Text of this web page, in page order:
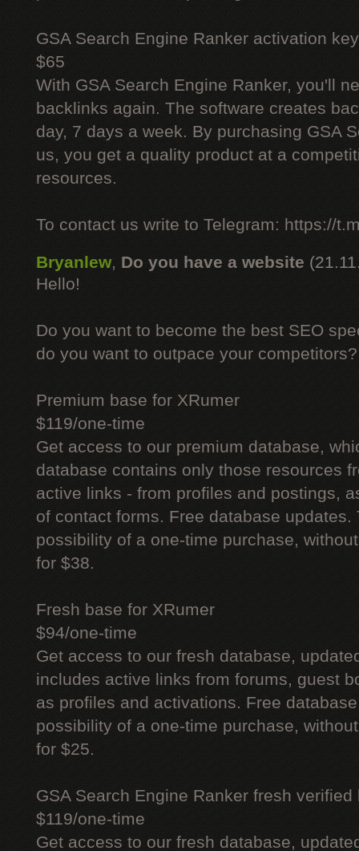
GSA Search Engine Ranker activation key
$65
With GSA Search Engine Ranker, you'll
backlinks again. The software creates
day, 7 days a week. By purchasing GSA
us, you get a quality product at a
resources.
To contact us write to Telegram: https://
Bryanlew, Do you have a website
Hello!
Do you want to become the best SEO
do you want to outpace your competitors?
Premium base for XRumer
$119/one-time
Get access to our premium database,
database contains only those resources
active links - from profiles and postings,
of contact forms. Free database updates.
possibility of a one-time purchase,
for $38.
Fresh base for XRumer
$94/one-time
Get access to our fresh database,
includes active links from forums, guest
as profiles and activations. Free
possibility of a one-time purchase,
for $25.
GSA Search Engine Ranker fresh verified
$119/one-time
Get access to our fresh database,